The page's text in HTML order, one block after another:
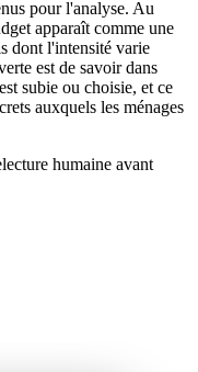
pour l'analyse. Au
apparaît comme une
dont l'intensité varie
est de savoir dans
subie ou choisie, et ce
auxquels les ménages
humaine avant